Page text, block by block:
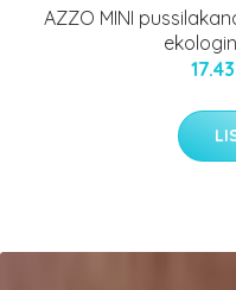
AZZO MINI